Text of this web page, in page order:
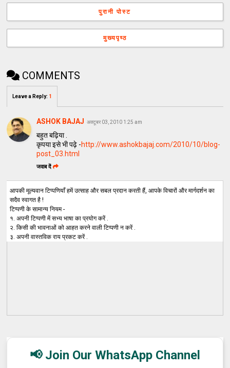
पुरानी पोस्ट
मुख्यपृष्ठ
COMMENTS
Leave a Reply: 1
ASHOK BAJAJ अक्टूबर 03, 2010 1:25 am
बहुत बढ़िया .
कृपया इसे भी पढ़े -http://www.ashokbajaj.com/2010/10/blog-
post_03.html
जवाब दें
आपकी मूल्यवान टिप्पणियाँ हमें उत्साह और सबल प्रदान करती हैं, आपके विचारों और मार्गदर्शन का
सदैव स्वागत है !
टिप्पणी के सामान्य नियम -
१. अपनी टिप्पणी में सभ्य भाषा का प्रयोग करें .
२. किसी की भावनाओं को आहत करने वाली टिप्पणी न करें .
३. अपनी वास्तविक राय प्रकट करें .
📢 Join Our WhatsApp Channel